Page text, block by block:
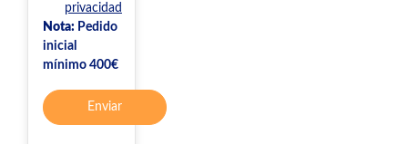
privacidad
Nota: Pedido
inicial
mínimo 400€
Enviar